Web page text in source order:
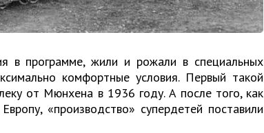
в программе, жили и рожали в специальных
комфортные условия. Первый такой
от Мюнхена в 1936 году. А после того, как
«производство» супердетей поставили